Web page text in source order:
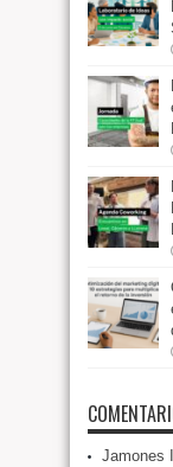
Jamones